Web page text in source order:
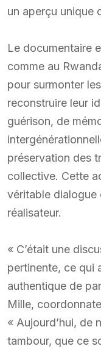
un aperçu unique
Le documentaire
comme au
pour surmonter
reconstruire leur
guérison, de
préservation des
collective. Cette
véritable dialogue
réalisateur.
« C’était une
pertinente, ce qui
authentique de
Mille,
« Aujourd’hui, de
tambour, que ce